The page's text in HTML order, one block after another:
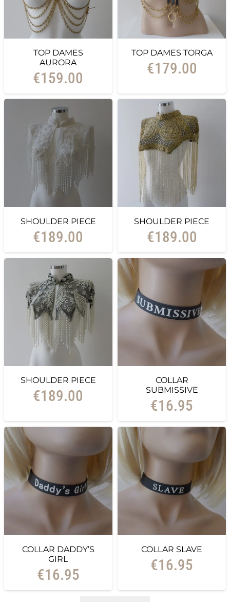
TOP DAMES
AURORA
€159.00
TOP DAMES TORGA
€179.00
SHOULDER PIECE
€189.00
SHOULDER PIECE
€189.00
SHOULDER PIECE
€189.00
COLLAR
SUBMISSIVE
€16.95
COLLAR DADDY’S
GIRL
€16.95
COLLAR SLAVE
€16.95